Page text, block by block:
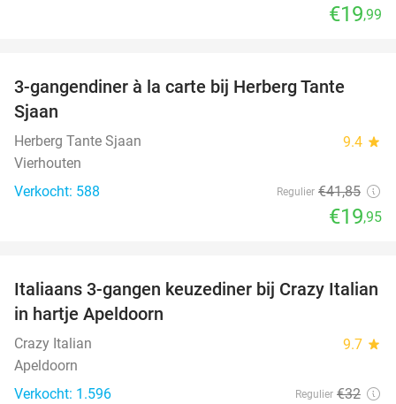
€19,99
52%
3-gangendiner à la carte bij Herberg Tante
Sjaan
Herberg Tante Sjaan 9.4 star
Vierhouten
Verkocht: 588
Regulier €41,85
€19,95
27%
Italiaans 3-gangen keuzediner bij Crazy Italian
in hartje Apeldoorn
Crazy Italian 9.7 star
Apeldoorn
Verkocht: 1.596
Regulier €32